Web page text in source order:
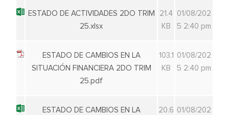
ESTADO DE ACTIVIDADES 2DO TRIM
25.xlsx
21.4
KB
01/08/202
5 2:40 pm
ESTADO DE CAMBIOS EN LA
SITUACIÓN FINANCIERA 2DO TRIM
25.pdf
103.1
KB
01/08/202
5 2:40 pm
ESTADO DE CAMBIOS EN LA
20.6 01/08/202